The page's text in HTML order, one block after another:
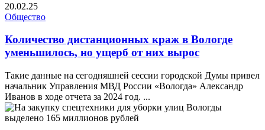
20.02.25
Общество
Количество дистанционных краж в Вологде
уменьшилось, но ущерб от них вырос
Такие данные на сегодняшней сессии городской Думы привел
начальник Управления МВД России «Вологда» Александр
Иванов в ходе отчета за 2024 год. ...